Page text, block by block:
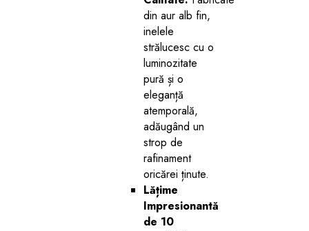
din aur alb fin,
inelele
strălucesc cu o
luminozitate
pură și o
eleganță
atemporală,
adăugând un
strop de
rafinament
oricărei ținute.
Lățime
Impresionantă
de 10